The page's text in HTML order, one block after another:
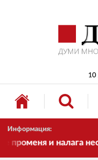
10
Информация:
и налага